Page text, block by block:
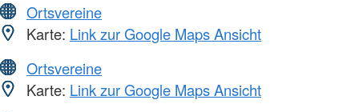
Ortsvereine
Karte: Link zur Google Maps Ansicht
Ortsvereine
Karte: Link zur Google Maps Ansicht